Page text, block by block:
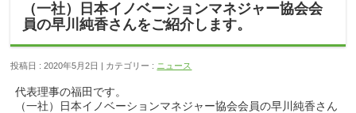
（一社）日本イノベーションマネジャー協会会
員の早川純香さんをご紹介します。
投稿日 : 2020年5月2日 | カテゴリー : ニュース
代表理事の福田です。
（一社）日本イノベーションマネジャー協会会員の早川純香さん